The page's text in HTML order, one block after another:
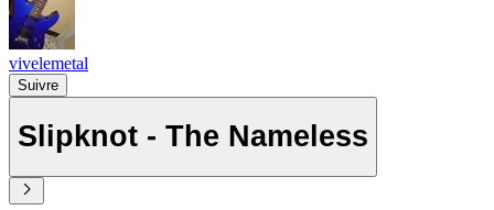
vivelemetal
Suivre
Slipknot - The Nameless